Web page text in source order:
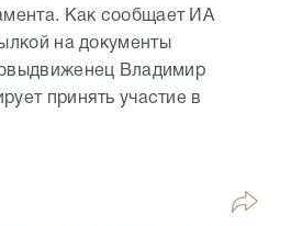
Как сообщает ИА
на документы
Владимир
принять участие в